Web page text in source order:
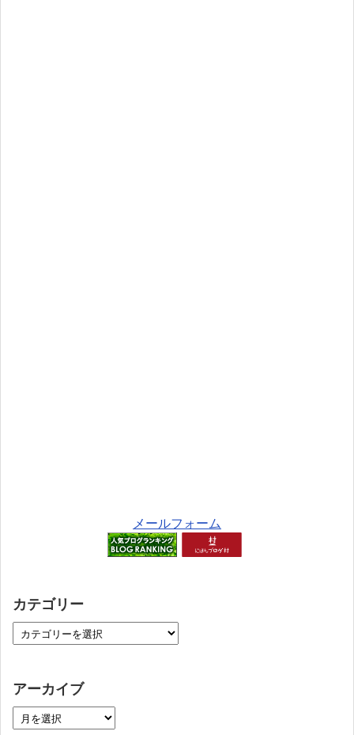
メールフォーム
カテゴリー
アーカイブ